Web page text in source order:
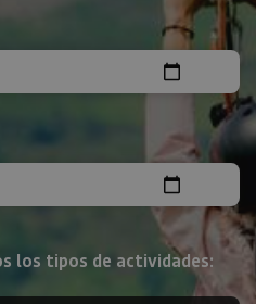
los tipos de actividades: